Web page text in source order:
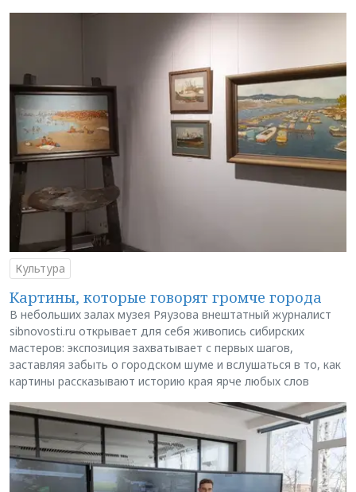
Культура
Картины, которые говорят громче города
В небольших залах музея Ряузова внештатный журналист
sibnovosti.ru открывает для себя живопись сибирских
мастеров: экспозиция захватывает с первых шагов,
заставляя забыть о городском шуме и вслушаться в то, как
картины рассказывают историю края ярче любых слов